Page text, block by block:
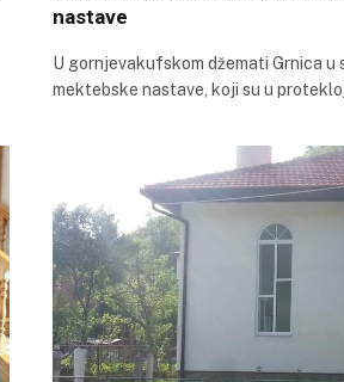
nastave
U gornjevakufskom džemati Grnica u
mektebske nastave, koji su u